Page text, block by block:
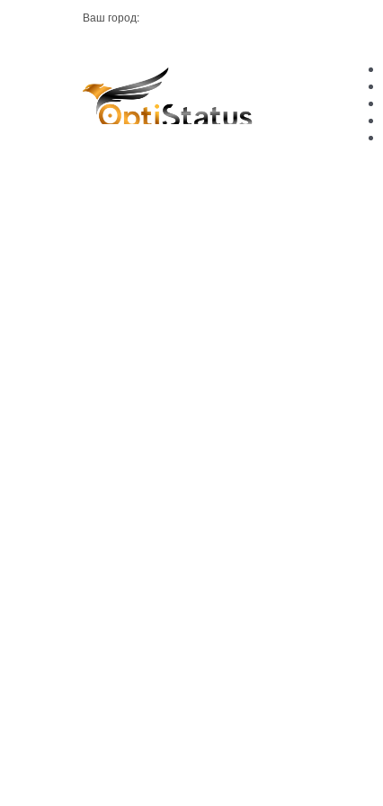
Ваш город: